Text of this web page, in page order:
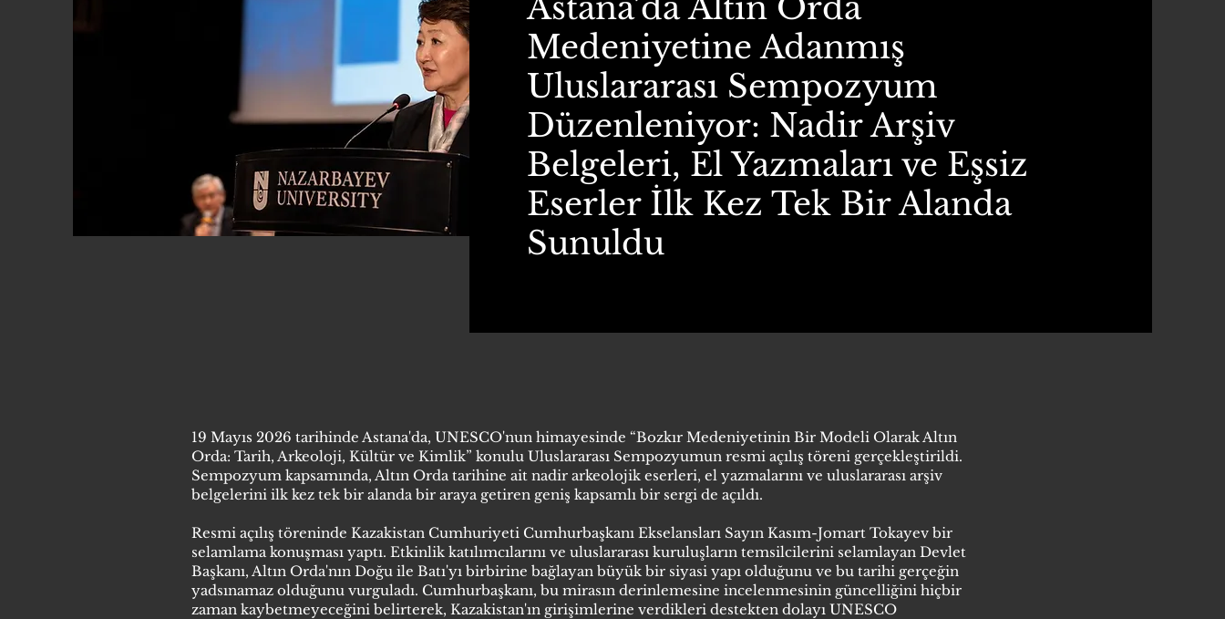
Medeniyetine Adanmış
Uluslararası Sempozyum
Düzenleniyor: Nadir Arşiv
Belgeleri, El Yazmaları ve Eşsiz
Eserler İlk Kez Tek Bir Alanda
Sunuldu
19 Mayıs 2026 tarihinde Astana'da, UNESCO'nun himayesinde “Bozkır Medeniyetinin Bir Modeli Olarak Altın
Orda: Tarih, Arkeoloji, Kültür ve Kimlik” konulu Uluslararası Sempozyumun resmi açılış töreni gerçekleştirildi.
Sempozyum kapsamında, Altın Orda tarihine ait nadir arkeolojik eserleri, el yazmalarını ve uluslararası arşiv
belgelerini ilk kez tek bir alanda bir araya getiren geniş kapsamlı bir sergi de açıldı.
Resmi açılış töreninde Kazakistan Cumhuriyeti Cumhurbaşkanı Ekselansları Sayın Kasım-Jomart Tokayev bir
selamlama konuşması yaptı. Etkinlik katılımcılarını ve uluslararası kuruluşların temsilcilerini selamlayan Devlet
Başkanı, Altın Orda'nın Doğu ile Batı'yı birbirine bağlayan büyük bir siyasi yapı olduğunu ve bu tarihi gerçeğin
yadsınamaz olduğunu vurguladı. Cumhurbaşkanı, bu mirasın derinlemesine incelenmesinin güncelliğini hiçbir
zaman kaybetmeyeceğini belirterek, Kazakistan'ın girişimlerine verdikleri destekten dolayı UNESCO